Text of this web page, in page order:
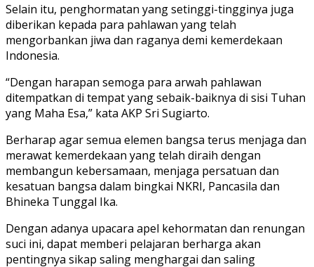
Selain itu, penghormatan yang setinggi-tingginya juga
diberikan kepada para pahlawan yang telah
mengorbankan jiwa dan raganya demi kemerdekaan
Indonesia.
“Dengan harapan semoga para arwah pahlawan
ditempatkan di tempat yang sebaik-baiknya di sisi Tuhan
yang Maha Esa,” kata AKP Sri Sugiarto.
Berharap agar semua elemen bangsa terus menjaga dan
merawat kemerdekaan yang telah diraih dengan
membangun kebersamaan, menjaga persatuan dan
kesatuan bangsa dalam bingkai NKRI, Pancasila dan
Bhineka Tunggal Ika.
Dengan adanya upacara apel kehormatan dan renungan
suci ini, dapat memberi pelajaran berharga akan
pentingnya sikap saling menghargai dan saling